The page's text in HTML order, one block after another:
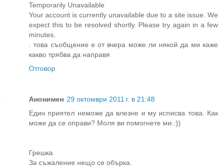
Temporarily Unavailable
Your account is currently unavailable due to a site issue. We
expect this to be resolved shortly. Please try again in a few
minutes.
. това съобщение е от вчера може ли някой да ми каже
какво трябва да направя
Отговор
Анонимен 29 октомври 2011 г. в 21:48
Един приятел неможе да влезне и му исписва това. Как
може да се оправи? Моля ви помогнете ми.:))
Грешка
За съжаление нещо се обърка.